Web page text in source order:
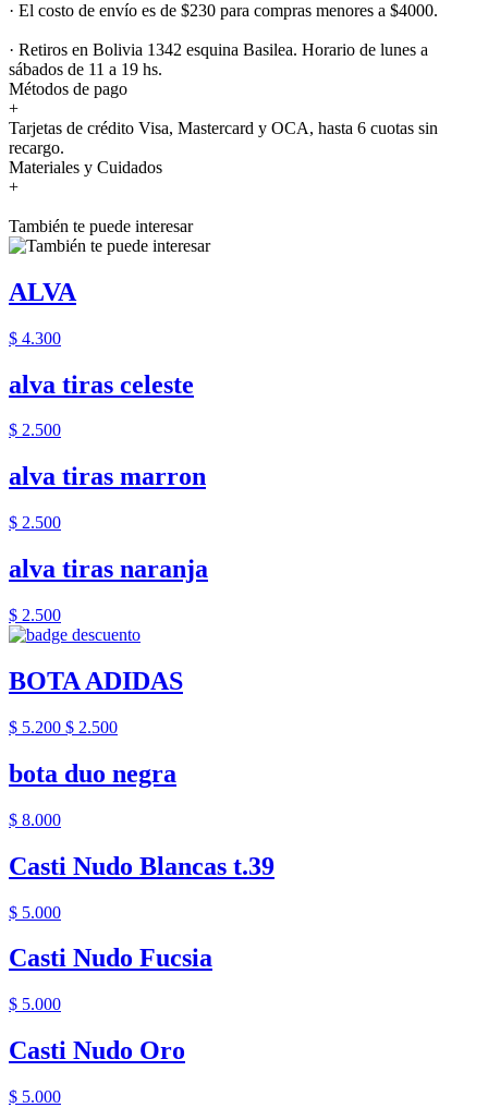
· El costo de envío es de $230 para compras menores a $4000.
· Retiros en Bolivia 1342 esquina Basilea. Horario de lunes a
sábados de 11 a 19 hs.
Métodos de pago
+
Tarjetas de crédito Visa, Mastercard y OCA, hasta 6 cuotas sin
recargo.
Materiales y Cuidados
+
También te puede interesar
ALVA
$ 4.300
alva tiras celeste
$ 2.500
alva tiras marron
$ 2.500
alva tiras naranja
$ 2.500
BOTA ADIDAS
$ 5.200 $ 2.500
bota duo negra
$ 8.000
Casti Nudo Blancas t.39
$ 5.000
Casti Nudo Fucsia
$ 5.000
Casti Nudo Oro
$ 5.000